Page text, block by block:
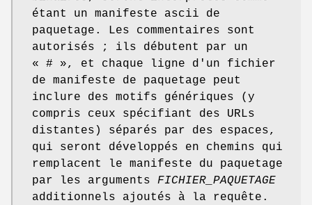
étant un manifeste ascii de
paquetage. Les commentaires sont
autorisés ; ils débutent par un
« # », et chaque ligne d'un fichier
de manifeste de paquetage peut
inclure des motifs génériques (y
compris ceux spécifiant des URLs
distantes) séparés par des espaces,
qui seront développés en chemins qui
remplacent le manifeste du paquetage
par les arguments FICHIER_PAQUETAGE
additionnels ajoutés à la requête.